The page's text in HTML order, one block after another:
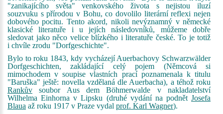
"zanikajícího světa" venkovského života s nejistou iluzí
souzvuku s přírodou v Bohu, co dovolilo literární reflexi nejen
dobového pocitu. Tento akord, nikoli nevýznamný v německé
klasické literatuře i u jejích následovníků, můžeme dobře
sledovat jako něco velice blízkého i literatuře české. To je totiž
i chvíle zrodu "Dorfgeschichte".
Bylo to roku 1843, kdy vycházejí Auerbachovy Schwarzwälder
Dorfgeschichten, zakládající celý pojem (Němcová si
mimochodem v soupise vlastních prací poznamenala k titulu
"Baruška" ještě: novella vzdělaná dle Auerbacha), a téhož roku
Rankův soubor Aus dem Böhmerwalde v nakladatelství
Wilhelma Einhorna v Lipsku (druhé vydání na podnět Josefa
Blaua až roku 1917 v Praze vydal prof. Karl Wagner).